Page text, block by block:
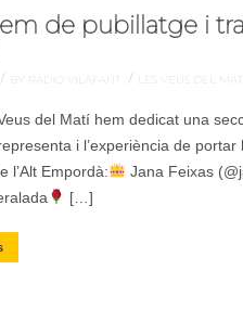
de pubillatge i
/ BY RADIO VILAFANT / LES VEUS DEL MATÍ
del Matí hem dedicat una
i l’experiència de
l’Alt Empordà:
Jana Feixas
[…]